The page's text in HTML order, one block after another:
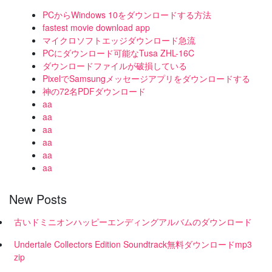
PCからWindows 10をダウンロードする方法
fastest movie download app
マイクロソフトエッジダウンロード急流
PCにダウンロード可能なTusa ZHL-16C
ダウンロードファイルが破損している
PixelでSamsungメッセージアプリをダウンロードする
神の72名PDFダウンロード
aa
aa
aa
aa
aa
aa
New Posts
古いドミニオンハッピーエンディングアルバムのダウンロード
Undertale Collectors Edition Soundtrack無料ダウンロードmp3
zip